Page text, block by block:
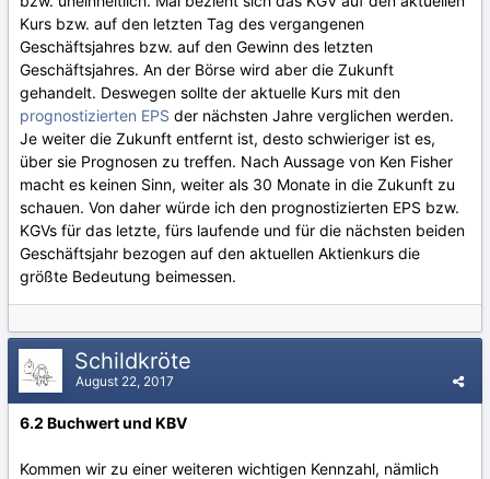
Kurs bzw. auf den letzten Tag des vergangenen
Geschäftsjahres bzw. auf den Gewinn des letzten
Geschäftsjahres. An der Börse wird aber die Zukunft
gehandelt. Deswegen sollte der aktuelle Kurs mit den
prognostizierten EPS der nächsten Jahre verglichen werden.
Je weiter die Zukunft entfernt ist, desto schwieriger ist es,
über sie Prognosen zu treffen. Nach Aussage von Ken Fisher
macht es keinen Sinn, weiter als 30 Monate in die Zukunft zu
schauen. Von daher würde ich den prognostizierten EPS bzw.
KGVs für das letzte, fürs laufende und für die nächsten beiden
Geschäftsjahr bezogen auf den aktuellen Aktienkurs die
größte Bedeutung beimessen.
Schildkröte
August 22, 2017
6.2 Buchwert und KBV
Kommen wir zu einer weiteren wichtigen Kennzahl, nämlich